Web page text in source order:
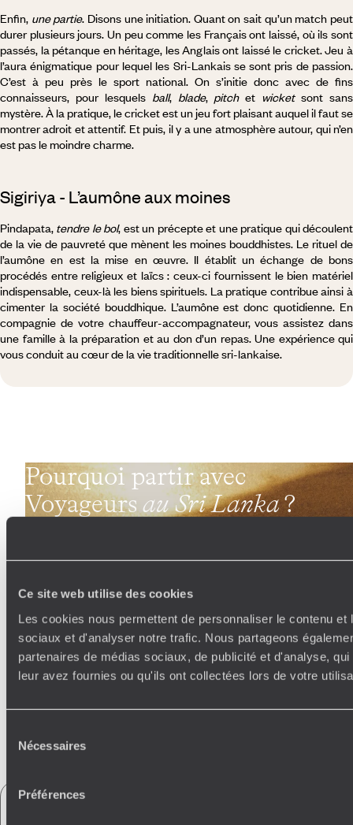
Ce site web utilise des cookies
Les cookies nous permettent de personnaliser le contenu
sociaux et d'analyser notre trafic. Nous partageons
partenaires de médias sociaux, de publicité et d'analyse,
leur avez fournies ou qu'ils ont collectées lors de votre
Nécessaires
Préférences
Enfin, une partie. Disons une initiation. Quant on sait qu’un match peut
durer plusieurs jours. Un peu comme les Français ont laissé, où ils sont
passés, la pétanque en héritage, les Anglais ont laissé le cricket. Jeu à
l’aura énigmatique pour lequel les Sri-Lankais se sont pris de passion.
C’est à peu près le sport national. On s’initie donc avec de fins
connaisseurs, pour lesquels ball, blade, pitchet wicketsont sans
mystère. À la pratique, le cricket est un jeu fort plaisant auquel il faut se
montrer adroit et attentif. Et puis, il y a une atmosphère autour, qui n’en
est pas le moindre charme.
Sigiriya - L’aumône aux moines
Pindapata, tendre le bol, est un précepte et une pratique qui découlent
de la vie de pauvreté que mènent les moines bouddhistes. Le rituel de
l’aumône en est la mise en œuvre. Il établit un échange de bons
procédés entre religieux et laïcs : ceux-ci fournissent le bien matériel
indispensable, ceux-là les biens spirituels. La pratique contribue ainsi à
cimenter la société bouddhique. L’aumône est donc quotidienne. En
compagnie de votre chauffeur-accompagnateur, vous assistez dans
une famille à la préparation et au don d’un repas. Une expérience qui
vous conduit au cœur de la vie traditionnelle sri-lankaise.
Pourquoi partir avec
Voyageursau Sri Lanka?
personnalisées selon le profil, les envies et le budget de
expériences relayées sur place par un réseau local de
concierges et de contacts privilégiés. Modulables à l’envie,
ces voyages à la carte s’accompagnent d’une vaste gamme
de services haut de gamme (lounges, assistance 24/7,
carnet de voyage, appli, wifi nomade, réservation de tables…).
Faites créer votre voyage